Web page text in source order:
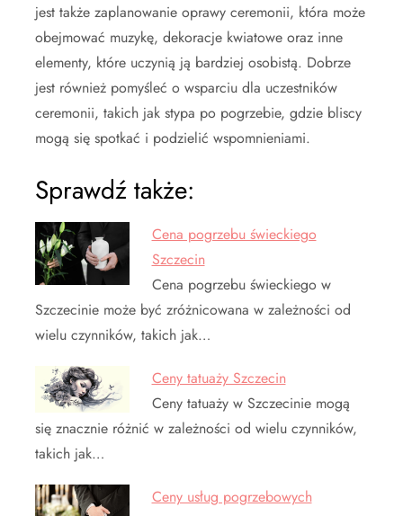
jest także zaplanowanie oprawy ceremonii, która może
obejmować muzykę, dekoracje kwiatowe oraz inne
elementy, które uczynią ją bardziej osobistą. Dobrze
jest również pomyśleć o wsparciu dla uczestników
ceremonii, takich jak stypa po pogrzebie, gdzie bliscy
mogą się spotkać i podzielić wspomnieniami.
Sprawdź także:
Cena pogrzebu świeckiego
Szczecin
Cena pogrzebu świeckiego w
Szczecinie może być zróżnicowana w zależności od
wielu czynników, takich jak…
Ceny tatuaży Szczecin
Ceny tatuaży w Szczecinie mogą
się znacznie różnić w zależności od wielu czynników,
takich jak…
Ceny usług pogrzebowych